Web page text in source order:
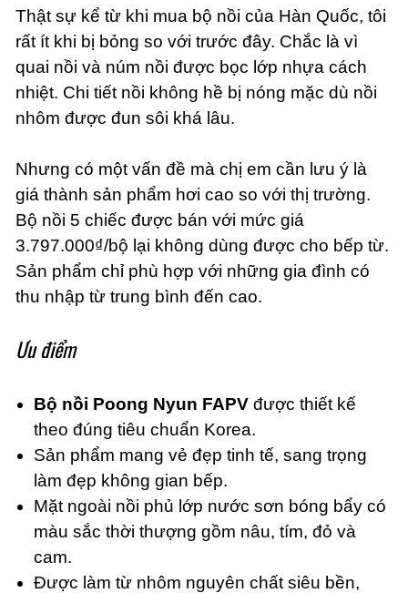
Thật sự kể từ khi mua bộ nồi của Hàn Quốc, tôi
rất ít khi bị bỏng so với trước đây. Chắc là vì
quai nồi và núm nồi được bọc lớp nhựa cách
nhiệt. Chi tiết nồi không hề bị nóng mặc dù nồi
nhôm được đun sôi khá lâu.
Nhưng có một vấn đề mà chị em cần lưu ý là
giá thành sản phẩm hơi cao so với thị trường.
Bộ nồi 5 chiếc được bán với mức giá
3.797.000₫/bộ lại không dùng được cho bếp từ.
Sản phẩm chỉ phù hợp với những gia đình có
thu nhập từ trung bình đến cao.
Ưu điểm
Bộ nồi Poong Nyun FAPV được thiết kế
theo đúng tiêu chuẩn Korea.
Sản phẩm mang vẻ đẹp tinh tế, sang trọng
làm đẹp không gian bếp.
Mặt ngoài nồi phủ lớp nước sơn bóng bẩy có
màu sắc thời thượng gồm nâu, tím, đỏ và
cam.
Được làm từ nhôm nguyên chất siêu bền,